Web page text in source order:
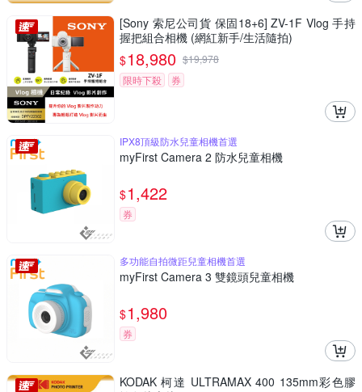
[Sony 索尼公司貨 保固18+6] ZV-1F Vlog 手持
握把組合相機 (網紅新手/生活隨拍)
$18,980 $19,978
限時下殺
券
IPX8頂級防水兒童相機首選
myFirst Camera 2 防水兒童相機
$1,422
券
多功能自拍微距兒童相機首選
myFirst Camera 3 雙鏡頭兒童相機
$1,980
券
KODAK 柯達 ULTRAMAX 400 135mm彩色膠